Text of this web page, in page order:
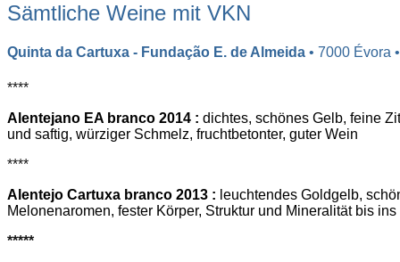
Sämtliche Weine mit VKN
Quinta da Cartuxa - Fundação E. de Almeida • 7000 Évora
****
Alentejano EA branco 2014 : dichtes, schönes Gelb, feine
und saftig, würziger Schmelz, fruchtbetonter, guter Wein
****
Alentejo Cartuxa branco 2013 : leuchtendes Goldgelb,
Melonenaromen, fester Körper, Struktur und Mineralität bis
*****